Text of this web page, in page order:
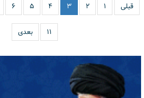
قبلی ۱ ۲ ۳ ۴ ۵ ۶
۱۱ بعدی